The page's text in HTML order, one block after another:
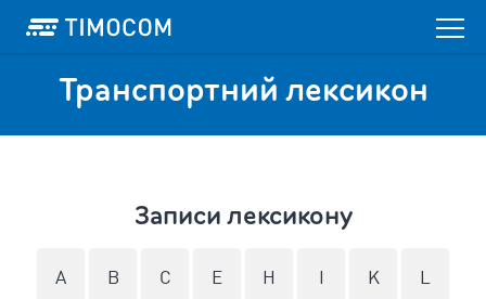
Транспортний лексикон
Записи лексикону
A B C E H K L